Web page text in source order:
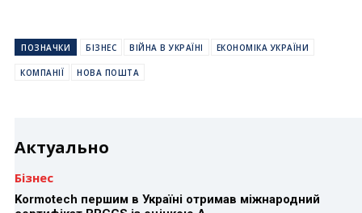
ПОЗНАЧКИ БІЗНЕС ВІЙНА В УКРАЇНІ ЕКОНОМІКА УКРАЇНИ
КОМПАНІЇ НОВА ПОШТА
Актуально
Бізнес
Kormotech першим в Україні отримав міжнародний